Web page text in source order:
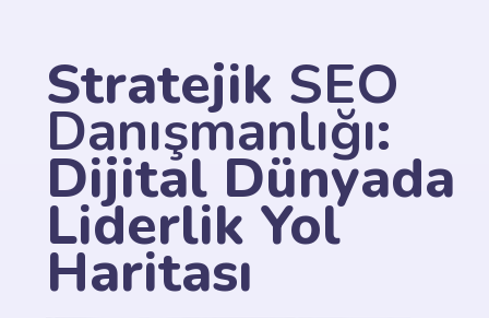
Stratejik SEO
Danışmanlığı:
Dijital Dünyada
Liderlik Yol
Haritası